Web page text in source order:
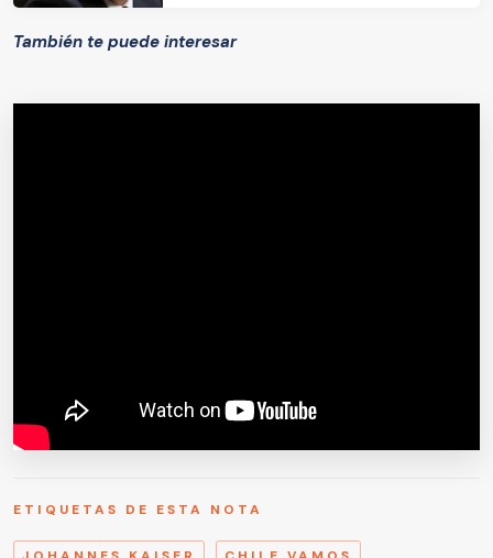
También te puede interesar
ETIQUETAS DE ESTA NOTA